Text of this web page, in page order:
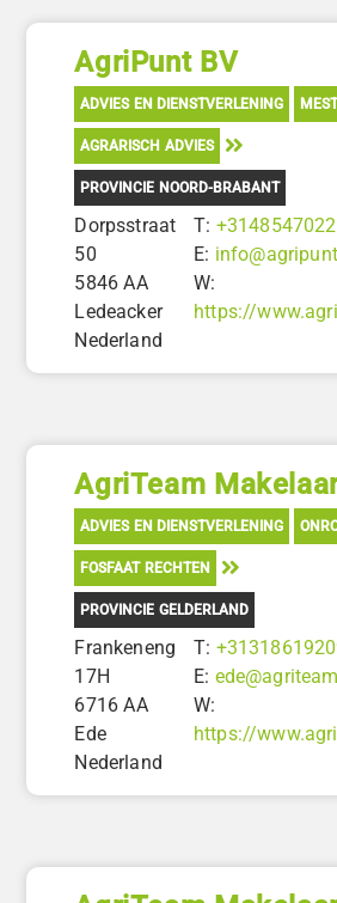
AgriPunt BV
ADVIES EN DIENSTVERLENING MEST
AGRARISCH ADVIES
PROVINCIE NOORD-BRABANT
Dorpsstraat
50
5846 AA
Ledeacker
Nederland
T:
E:
W:
https://
AgriTeam
ADVIES EN DIENSTVERLENING
FOSFAAT RECHTEN
PROVINCIE GELDERLAND
Frankeneng
17H
6716 AA
Ede
Nederland
T:
E:
W:
https://